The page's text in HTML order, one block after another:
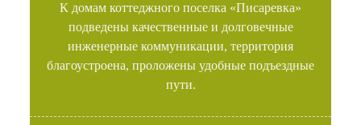
К домам коттеджного поселка «Писаревка»
подведены качественные и долговечные
инженерные коммуникации, территория
благоустроена, проложены удобные подъездные
пути.